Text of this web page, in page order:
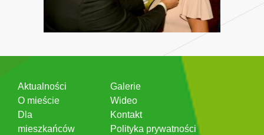
Aktualności
O mieście
Dla
mieszkańców
Galerie
Wideo
Kontakt
Polityka prywatności